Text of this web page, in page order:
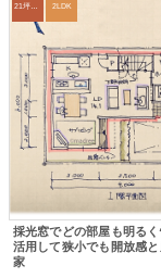
2LDK
採光窓でどの部屋も明る
活用して狭小でも開放感
家